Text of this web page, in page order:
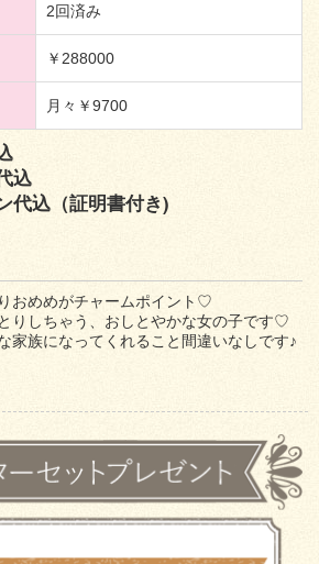
2回済み
￥288000
月々￥9700
込
代込（証明書付き)
おめめがチャームポイント♡
りしちゃう、おしとやかな女の子です♡
家族になってくれること間違いなしです♪